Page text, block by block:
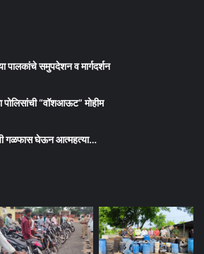
पालकांचे समुपदेशन व मार्गदर्शन
पोलिसांची “वॉशआऊट” मोहीम
गळफास घेऊन आत्महत्या…